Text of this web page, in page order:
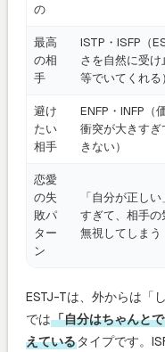
の
最高
の相
手
ISTP・ISFP（
さを自然に受
等でいてくれる）
避け
たい
相手
ENFP・INFP（
衝突が大きすぎ
きない）
恋愛
の失
敗パ
ター
ン
「自分が正し
すぎて、相手の
無視してしまう
ESTJ-Tは、外からは「
では「自分はちゃんと
えているタイプです。